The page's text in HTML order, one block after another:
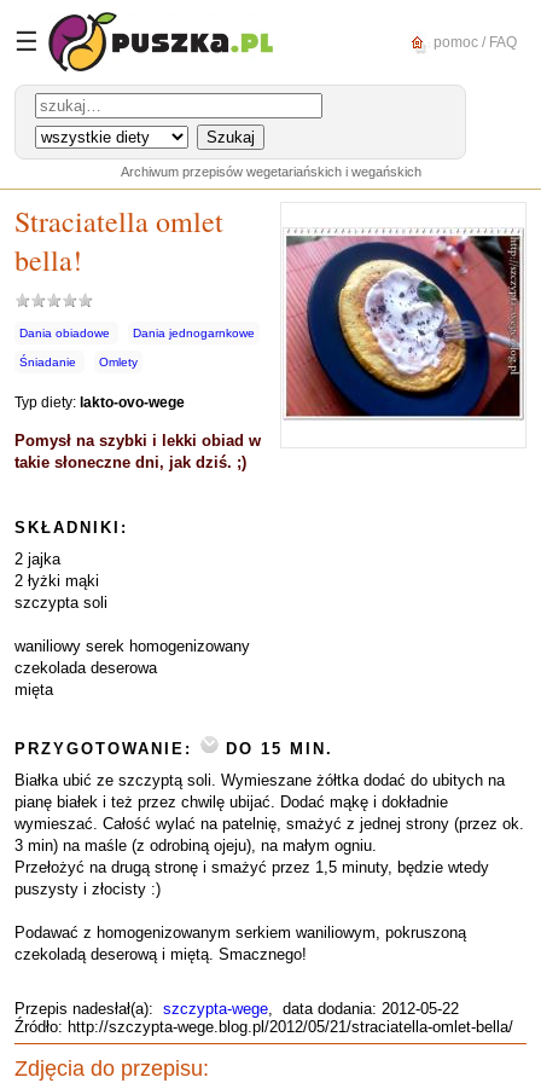
☰ pomoc / FAQ
Archiwum przepisów wegetariańskich i wegańskich
Straciatella omlet
bella!
Dania obiadowe Dania jednogarnkowe
Śniadanie Omlety
Typ diety: lakto-ovo-wege
Pomysł na szybki i lekki obiad w
takie słoneczne dni, jak dziś. ;)
SKŁADNIKI:
2 jajka
2 łyżki mąki
szczypta soli
waniliowy serek homogenizowany
czekolada deserowa
mięta
PRZYGOTOWANIE:
DO 15 MIN.
Białka ubić ze szczyptą soli. Wymieszane żółtka dodać do ubitych na
pianę białek i też przez chwilę ubijać. Dodać mąkę i dokładnie
wymieszać. Całość wylać na patelnię, smażyć z jednej strony (przez ok.
3 min) na maśle (z odrobiną ojeju), na małym ogniu.
Przełożyć na drugą stronę i smażyć przez 1,5 minuty, będzie wtedy
puszysty i złocisty :)
Podawać z homogenizowanym serkiem waniliowym, pokruszoną
czekoladą deserową i miętą. Smacznego!
Przepis nadesłał(a): szczypta-wege, data dodania: 2012-05-22
Źródło: http://szczypta-wege.blog.pl/2012/05/21/straciatella-omlet-bella/
Zdjęcia do przepisu: